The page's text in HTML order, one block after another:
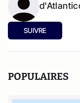
SUIVRE
POPULAIRES